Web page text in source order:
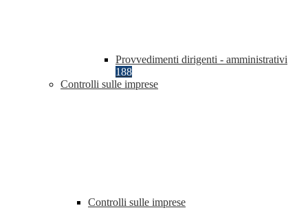
Provvedimenti dirigenti - amministrativi
188
Controlli sulle imprese
Controlli sulle imprese